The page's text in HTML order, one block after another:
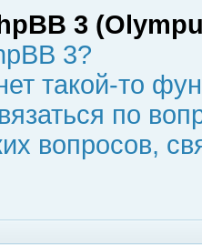
3
3?
такой-то
по
вопросов,